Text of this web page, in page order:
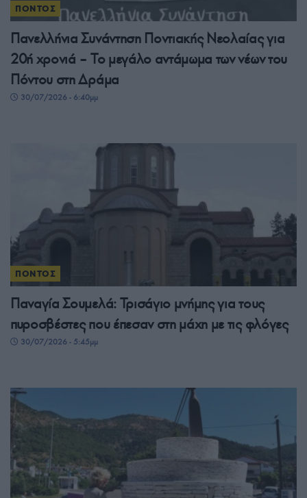
ΠΟΝΤΟΣ
Πανελλήνια Συνάντηση Ποντιακής Νεολαίας για
20ή χρονιά – Το μεγάλο αντάμωμα των νέων του
Πόντου στη Δράμα
30/07/2026 - 6:40μμ
ΠΟΝΤΟΣ
Παναγία Σουμελά: Τρισάγιο μνήμης για τους
πυροσβέστες που έπεσαν στη μάχη με τις φλόγες
30/07/2026 - 5:45μμ